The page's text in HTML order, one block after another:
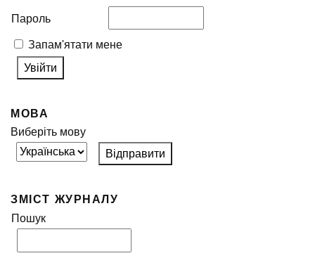
Пароль
Запам'ятати мене
МОВА
Виберіть мову
ЗМІСТ ЖУРНАЛУ
Пошук